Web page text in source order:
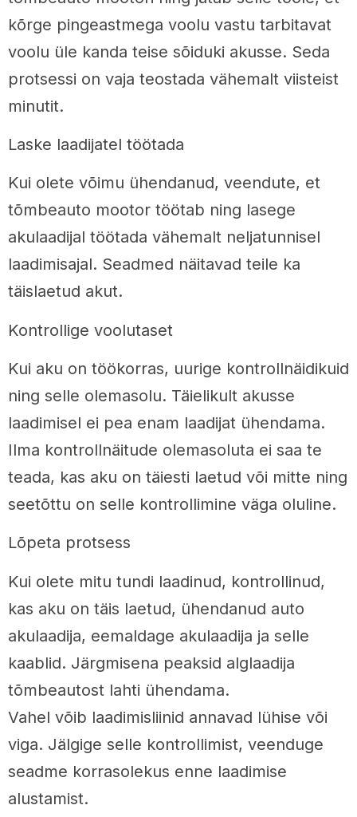
kõrge pingeastmega voolu vastu tarbitavat
voolu üle kanda teise sõiduki akusse. Seda
protsessi on vaja teostada vähemalt viisteist
minutit.
Laske laadijatel töötada
Kui olete võimu ühendanud, veendute, et
tõmbeauto mootor töötab ning lasege
akulaadijal töötada vähemalt neljatunnisel
laadimisajal. Seadmed näitavad teile ka
täislaetud akut.
Kontrollige voolutaset
Kui aku on töökorras, uurige kontrollnäidikuid
ning selle olemasolu. Täielikult akusse
laadimisel ei pea enam laadijat ühendama.
Ilma kontrollnäitude olemasoluta ei saa te
teada, kas aku on täiesti laetud või mitte ning
seetõttu on selle kontrollimine väga oluline.
Lõpeta protsess
Kui olete mitu tundi laadinud, kontrollinud,
kas aku on täis laetud, ühendanud auto
akulaadija, eemaldage akulaadija ja selle
kaablid. Järgmisena peaksid alglaadija
tõmbeautost lahti ühendama.
Vahel võib laadimisliinid annavad lühise või
viga. Jälgige selle kontrollimist, veenduge
seadme korrasolekus enne laadimise
alustamist.